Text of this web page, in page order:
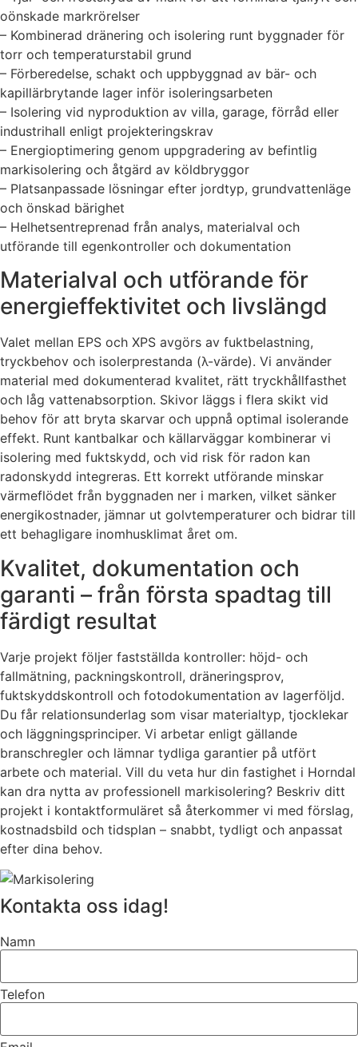
oönskade markrörelser
– Kombinerad dränering och isolering runt byggnader för
torr och temperaturstabil grund
– Förberedelse, schakt och uppbyggnad av bär- och
kapillärbrytande lager inför isoleringsarbeten
– Isolering vid nyproduktion av villa, garage, förråd eller
industrihall enligt projekteringskrav
– Energioptimering genom uppgradering av befintlig
markisolering och åtgärd av köldbryggor
– Platsanpassade lösningar efter jordtyp, grundvattenläge
och önskad bärighet
– Helhetsentreprenad från analys, materialval och
utförande till egenkontroller och dokumentation
Materialval och utförande för
energieffektivitet och livslängd
Valet mellan EPS och XPS avgörs av fuktbelastning,
tryckbehov och isolerprestanda (λ-värde). Vi använder
material med dokumenterad kvalitet, rätt tryckhållfasthet
och låg vattenabsorption. Skivor läggs i flera skikt vid
behov för att bryta skarvar och uppnå optimal isolerande
effekt. Runt kantbalkar och källarväggar kombinerar vi
isolering med fuktskydd, och vid risk för radon kan
radonskydd integreras. Ett korrekt utförande minskar
värmeflödet från byggnaden ner i marken, vilket sänker
energikostnader, jämnar ut golvtemperaturer och bidrar till
ett behagligare inomhusklimat året om.
Kvalitet, dokumentation och
garanti – från första spadtag till
färdigt resultat
Varje projekt följer fastställda kontroller: höjd- och
fallmätning, packningskontroll, dräneringsprov,
fuktskyddskontroll och fotodokumentation av lagerföljd.
Du får relationsunderlag som visar materialtyp, tjocklekar
och läggningsprinciper. Vi arbetar enligt gällande
branschregler och lämnar tydliga garantier på utfört
arbete och material. Vill du veta hur din fastighet i Horndal
kan dra nytta av professionell markisolering? Beskriv ditt
projekt i kontaktformuläret så återkommer vi med förslag,
kostnadsbild och tidsplan – snabbt, tydligt och anpassat
efter dina behov.
Kontakta oss idag!
Namn
Telefon